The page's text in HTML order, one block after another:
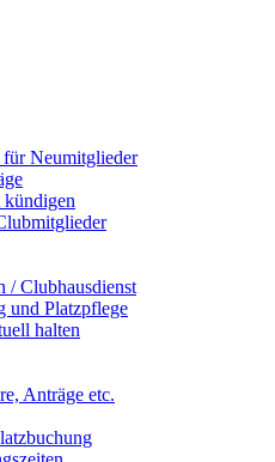
Neumitglieder
/ Clubhausdienst
und Platzpflege
halten
Anträge etc.